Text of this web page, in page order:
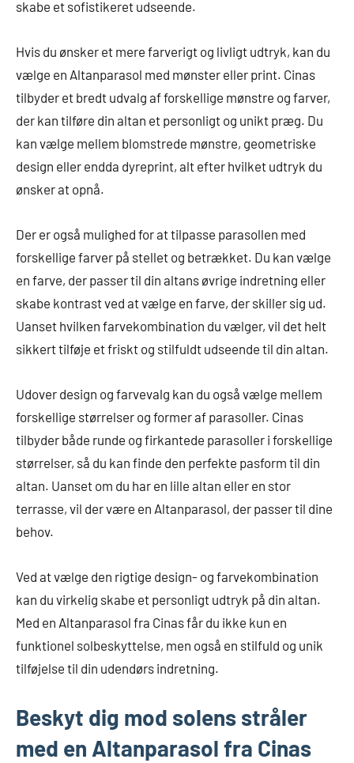
skabe et sofistikeret udseende.
Hvis du ønsker et mere farverigt og livligt udtryk, kan du
vælge en Altanparasol med mønster eller print. Cinas
tilbyder et bredt udvalg af forskellige mønstre og farver,
der kan tilføre din altan et personligt og unikt præg. Du
kan vælge mellem blomstrede mønstre, geometriske
design eller endda dyreprint, alt efter hvilket udtryk du
ønsker at opnå.
Der er også mulighed for at tilpasse parasollen med
forskellige farver på stellet og betrækket. Du kan vælge
en farve, der passer til din altans øvrige indretning eller
skabe kontrast ved at vælge en farve, der skiller sig ud.
Uanset hvilken farvekombination du vælger, vil det helt
sikkert tilføje et friskt og stilfuldt udseende til din altan.
Udover design og farvevalg kan du også vælge mellem
forskellige størrelser og former af parasoller. Cinas
tilbyder både runde og firkantede parasoller i forskellige
størrelser, så du kan finde den perfekte pasform til din
altan. Uanset om du har en lille altan eller en stor
terrasse, vil der være en Altanparasol, der passer til dine
behov.
Ved at vælge den rigtige design- og farvekombination
kan du virkelig skabe et personligt udtryk på din altan.
Med en Altanparasol fra Cinas får du ikke kun en
funktionel solbeskyttelse, men også en stilfuld og unik
tilføjelse til din udendørs indretning.
Beskyt dig mod solens stråler
med en Altanparasol fra Cinas